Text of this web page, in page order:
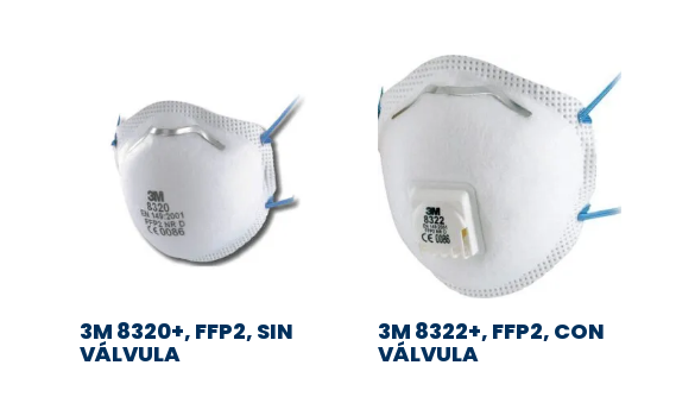
3M 8320+, FFP2, SIN
VÁLVULA
3M 8322+, FFP2, CON
VÁLVULA